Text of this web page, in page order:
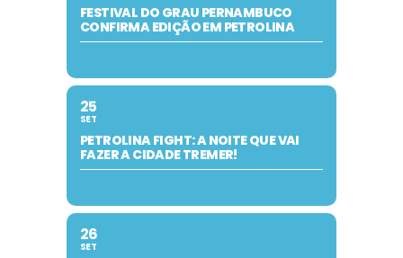
FESTIVAL DO GRAU PERNAMBUCO
CONFIRMA EDIÇÃO EM PETROLINA
25
SET
PETROLINA FIGHT: A NOITE QUE VAI
FAZER A CIDADE TREMER!
26
SET